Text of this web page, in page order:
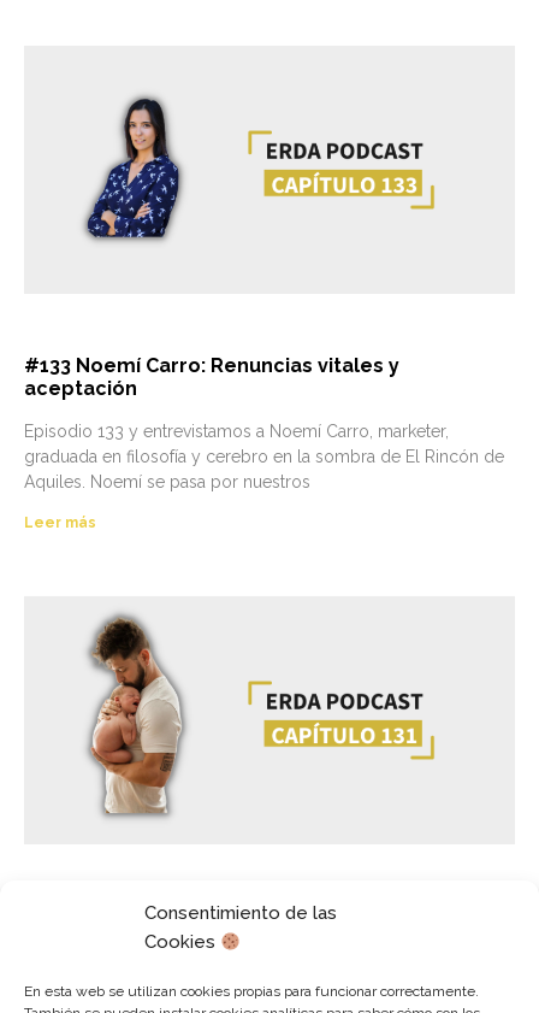
Consentimiento de las
Cookies
En esta web se utilizan cookies propias para funcionar correctamente.
#133 Noemí Carro: Renuncias vitales y
aceptación
Episodio 133 y entrevistamos a Noemí Carro, marketer,
graduada en filosofía y cerebro en la sombra de El Rincón de
Aquiles. Noemí se pasa por nuestros
Leer más
#131 Jano Cabello: peligros de romantizar el
trabajo y paternidad
nuestros colaboradores recurrentes, a los cuales iréis